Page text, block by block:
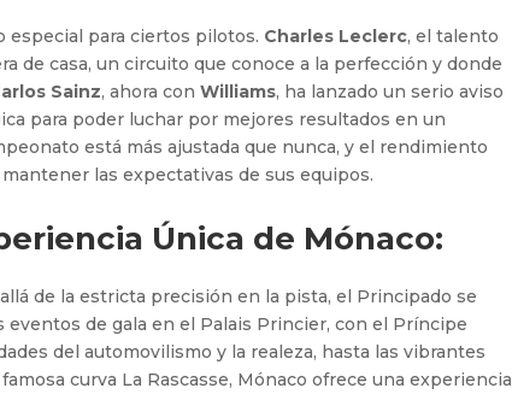
para ciertos pilotos. Charles Leclerc, el talento
de casa, un circuito que conoce a la perfección y donde
Sainz, ahora conWilliams, ha lanzado un serio aviso
para poder luchar por mejores resultados en un
está más ajustada que nunca, y el rendimiento
las expectativas de sus equipos.
Única de Mónaco:
de la estricta precisión en la pista, el Principado se
de gala en el Palais Princier, con el Príncipe
del automovilismo y la realeza, hasta las vibrantes
curva La Rascasse, Mónaco ofrece una experiencia